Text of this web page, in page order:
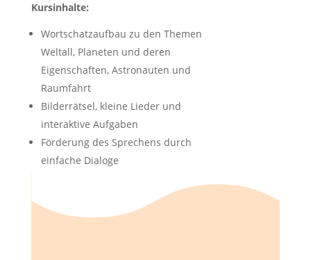
Kursinhalte:
Wortschatzaufbau zu den Themen
Weltall, Planeten und deren
Eigenschaften, Astronauten und
Raumfahrt
Bilderrätsel, kleine Lieder und
interaktive Aufgaben
Förderung des Sprechens durch
einfache Dialoge
Stifte, Papier/Heft